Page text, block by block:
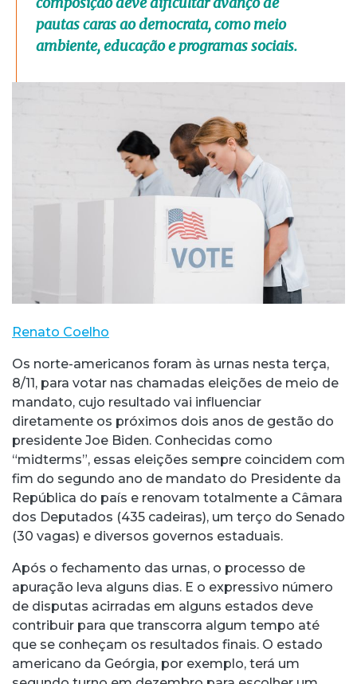
pautas caras ao democrata, como meio
ambiente, educação e programas sociais.
Renato Coelho
Os norte-americanos foram às urnas nesta terça,
8/11, para votar nas chamadas eleições de meio de
mandato, cujo resultado vai influenciar
diretamente os próximos dois anos de gestão do
presidente Joe Biden. Conhecidas como
“midterms”, essas eleições sempre coincidem com
fim do segundo ano de mandato do Presidente da
República do país e renovam totalmente a Câmara
dos Deputados (435 cadeiras), um terço do Senado
(30 vagas) e diversos governos estaduais.
Após o fechamento das urnas, o processo de
apuração leva alguns dias. E o expressivo número
de disputas acirradas em alguns estados deve
contribuir para que transcorra algum tempo até
que se conheçam os resultados finais. O estado
americano da Geórgia, por exemplo, terá um